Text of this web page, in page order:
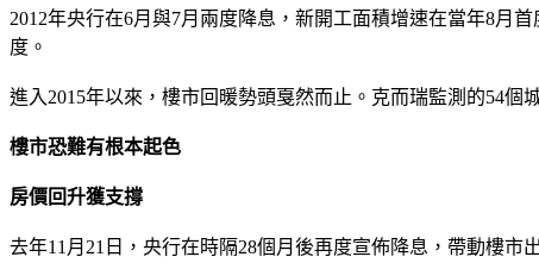
2012年央行在6月與7月兩度降息，新開工面積增速在當年8月
度。
進入2015年以來，樓市回暖勢頭戛然而止。克而瑞監測的54個
樓市恐難有根本起色
房價回升獲支撐
去年11月21日，央行在時隔28個月後再度宣佈降息，帶動樓